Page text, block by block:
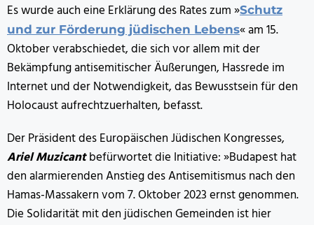
Es wurde auch eine Erklärung des Rates zum »Schutz
und zur Förderung jüdischen Lebens« am 15.
Oktober verabschiedet, die sich vor allem mit der
Bekämpfung antisemitischer Äußerungen, Hassrede im
Internet und der Notwendigkeit, das Bewusstsein für den
Holocaust aufrechtzuerhalten, befasst.
Der Präsident des Europäischen Jüdischen Kongresses,
Ariel Muzicantbefürwortet die Initiative: »Budapest hat
den alarmierenden Anstieg des Antisemitismus nach den
Hamas-Massakern vom 7. Oktober 2023 ernst genommen.
Die Solidarität mit den jüdischen Gemeinden ist hier